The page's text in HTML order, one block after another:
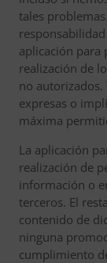
tales
aplicación para
realización de
no autorizados.
expresas o
máxima
La aplicación
realización de
información o
terceros. El
contenido de
ninguna
cumplimiento